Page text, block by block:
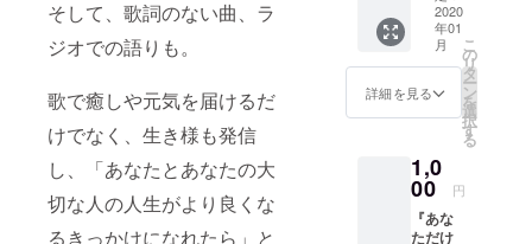
そして、歌詞のない曲、ラ
ジオでの語りも。
歌で癒しや元気を届けるだ
けでなく、生き様も発信
し、「あなたとあなたの大
切な人の人生がより良くな
るきっかけになれたら」と
へ。 リ
ターン
は、で
あから
のお礼
メー
ル。
2020
年01
月
詳細を見る
こ
の
リ
タ
ー
ン
を
選
択
す
る
1,0
00 円
『あな
ただけ